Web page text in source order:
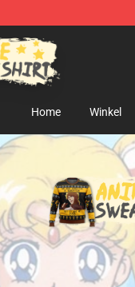
for Anime Fans
Home Winkel